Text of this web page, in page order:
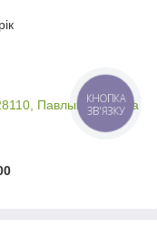
Павлыш, Україна
КНОПКА
ЗВ'ЯЗКУ